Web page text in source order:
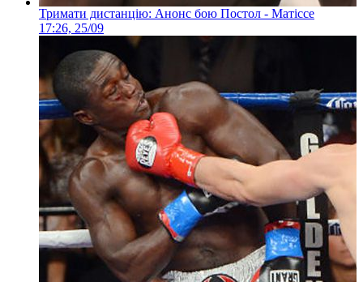
Тримати дистанцію: Анонс бою Постол - Матіссе
17:26, 25/09